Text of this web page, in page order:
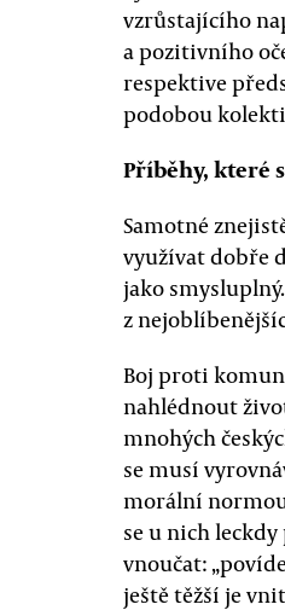
vzrůstajícího
a pozitivního
respektive
podobou
Příběhy, které
Samotné
využívat dobře
jako
z
Boj proti
nahlédnout
mnohých
se musí
morální
se u nich
vnoučat:
ještě těžší je